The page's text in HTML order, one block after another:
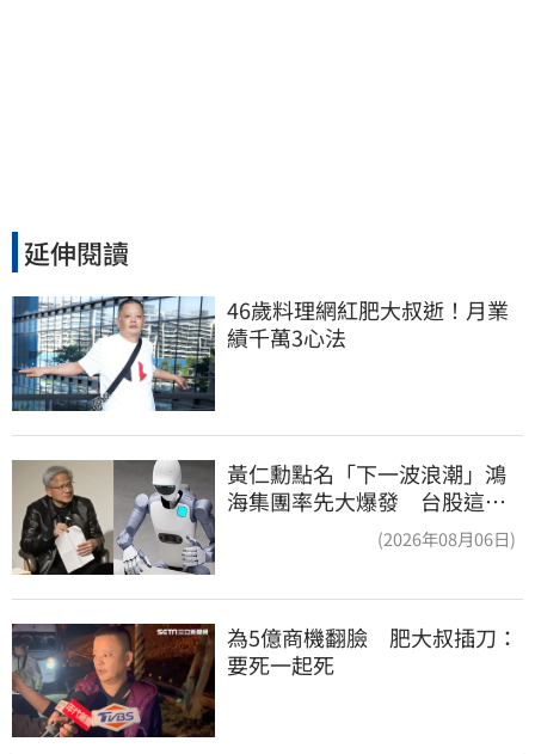
延伸閱讀
46歲料理網紅肥大叔逝！月業
績千萬3心法
黃仁勳點名「下一波浪潮」鴻
海集團率先大爆發 台股這族
(2026年08月06日)
為5億商機翻臉　肥大叔插刀：
要死一起死